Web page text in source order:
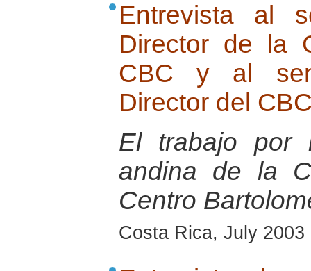
Entrevista al
Director de la
CBC y al
Director del
El trabajo por
andina de la
Centro
Costa Rica, July 2003